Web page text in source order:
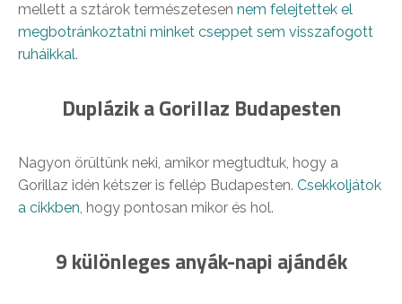
mellett a sztárok természetesen nem felejtettek el
megbotránkoztatni minket cseppet sem visszafogott
ruháikkal.
Duplázik a Gorillaz Budapesten
Nagyon örültünk neki, amikor megtudtuk, hogy a
Gorillaz idén kétszer is fellép Budapesten. Csekkoljátok
a cikkben, hogy pontosan mikor és hol.
9 különleges anyák-napi ajándék